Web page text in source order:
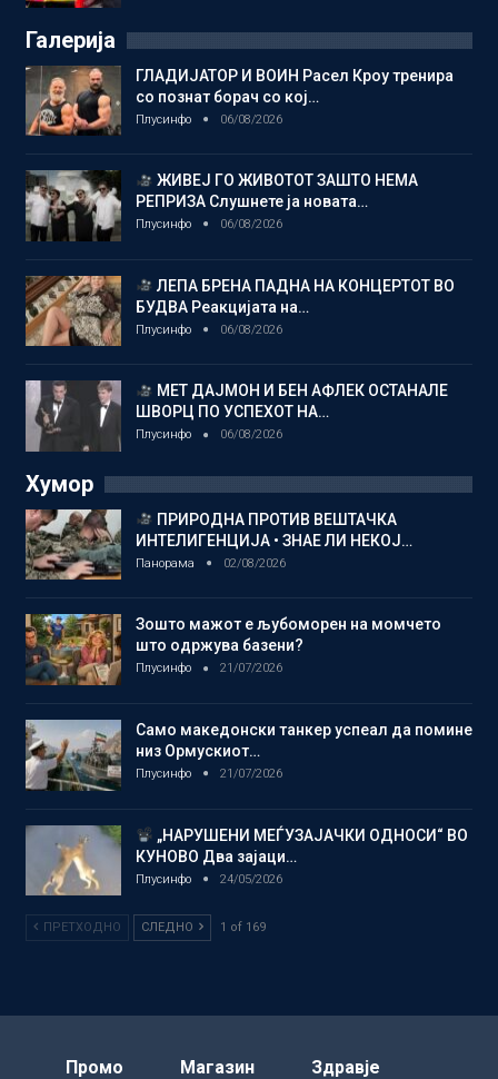
Галерија
ГЛАДИЈАТОР И ВОИН Расел Кроу тренира
со познат борач со кој…
Плусинфо 06/08/2026
ЖИВЕЈ ГО ЖИВОТОТ ЗАШТО НЕМА
РЕПРИЗА Слушнете ја новата…
Плусинфо 06/08/2026
ЛЕПА БРЕНА ПАДНА НА КОНЦЕРТОТ ВО
БУДВА Реакцијата на…
Плусинфо 06/08/2026
МЕТ ДАЈМОН И БЕН АФЛЕК ОСТАНАЛЕ
ШВОРЦ ПО УСПЕХОТ НА…
Плусинфо 06/08/2026
Хумор
ПРИРОДНА ПРОТИВ ВЕШТАЧКА
ИНТЕЛИГЕНЦИЈА • ЗНАЕ ЛИ НЕКОЈ…
Панорама 02/08/2026
Зошто мажот е љубоморен на момчето
што одржува базени?
Плусинфо 21/07/2026
Само македонски танкер успеал да помине
низ Ормускиот…
Плусинфо 21/07/2026
„НАРУШЕНИ МЕЃУЗАЈАЧКИ ОДНОСИ“ ВО
КУНОВО Два зајаци…
Плусинфо 24/05/2026
ПРЕТХОДНО СЛЕДНО 1 of 169
Промо Магазин Здравје